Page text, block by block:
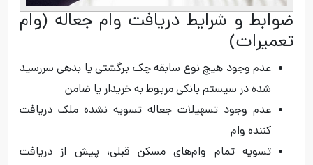
ضوابط و شرایط دریافت وام جعاله (وام
تعمیرات)
عدم وجود هیچ نوع سابقه‌ چک برگشتی یا بدهی سررسید
شده در سیستم بانکی مربوط به خریدار یا ضامن‌
عدم وجود تسهیلات جعاله‌ تسویه‌ نشده‌ ملک دریافت
کننده وام
تسویه تمام وام‌‌های مسکن قبلی، پیش از دریافت